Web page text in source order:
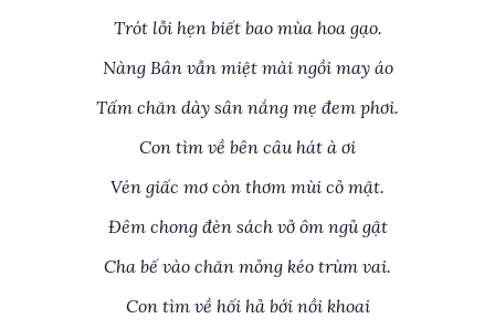
Trót lỗi hẹn biết bao mùa hoa gạo.
Nàng Bân vẫn miệt mài ngồi may áo
Tấm chăn dày sân nắng mẹ đem phơi.
Con tìm về bên câu hát à ơi
Vén giấc mơ còn thơm mùi cỏ mật.
Đêm chong đèn sách vở ôm ngủ gật
Cha bế vào chăn mỏng kéo trùm vai.
Con tìm về hối hả bới nồi khoai